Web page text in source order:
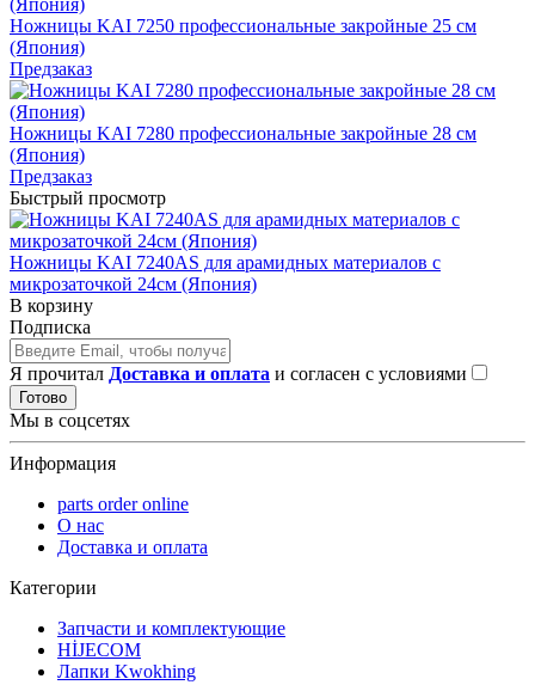
Ножницы KAI 7250 профессиональные закройные 25 см
(Япония)
Предзаказ
Ножницы KAI 7280 профессиональные закройные 28 см
(Япония)
Предзаказ
Быстрый просмотр
Ножницы KAI 7240AS для арамидных материалов с
микрозаточкой 24см (Япония)
В корзину
Подписка
Я прочитал Доставка и оплата и согласен с условиями
Готово
Мы в соцсетях
Информация
parts order onlinе
О нас
Доставка и оплата
Категории
Запчасти и комплектующие
HİJECOM
Лапки Kwokhing